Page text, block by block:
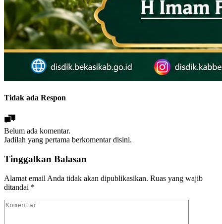
Tidak ada Respon
Belum ada komentar.
Jadilah yang pertama berkomentar disini.
Tinggalkan Balasan
Alamat email Anda tidak akan dipublikasikan. Ruas yang wajib
ditandai *